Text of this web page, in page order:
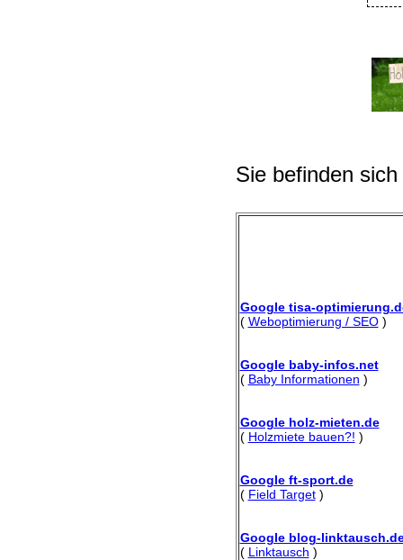
Sie befinden
Google tisa-
( Weboptimierung / SEO)
Google baby-infos.net
( Baby Informationen )
Google holz-mieten.de
( Holzmiete bauen?! )
Google ft-sport.de
( Field Target)
Google blog-
( Linktausch )